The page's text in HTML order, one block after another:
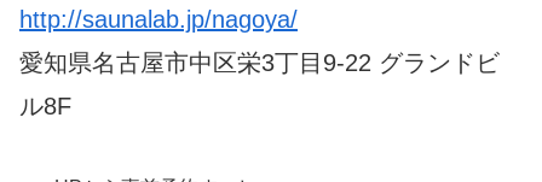
http://saunalab.jp/nagoya/
愛知県名古屋市中区栄3丁目9-22 グランドビ
ル8F